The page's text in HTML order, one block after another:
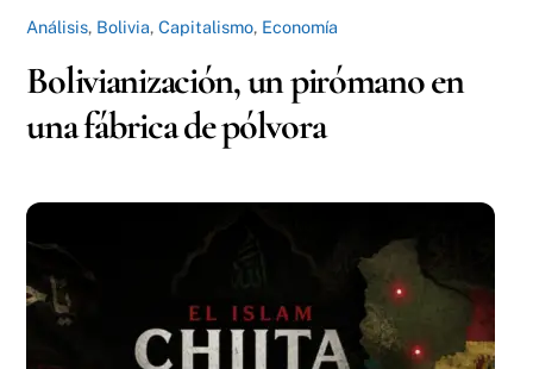
Análisis, Bolivia,Capitalismo, Economía
Bolivianización, un pirómano en
una fábrica de pólvora